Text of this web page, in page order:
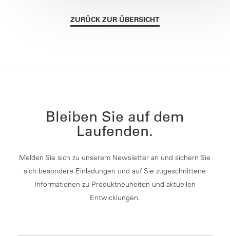
ZURÜCK ZUR ÜBERSICHT
Bleiben Sie auf dem
Laufenden.
Melden Sie sich zu unserem Newsletter an und sichern Sie
sich besondere Einladungen und auf Sie zugeschnittene
Informationen zu Produktneuheiten und aktuellen
Entwicklungen.